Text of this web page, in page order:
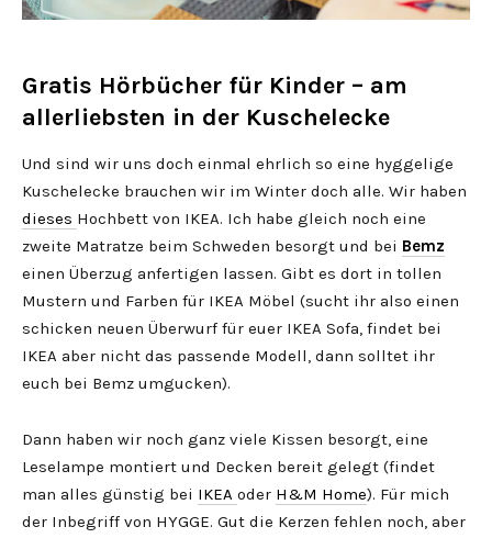
Gratis Hörbücher für Kinder – am
allerliebsten in der Kuschelecke
Und sind wir uns doch einmal ehrlich so eine hyggelige
Kuschelecke brauchen wir im Winter doch alle. Wir haben
dieses Hochbett von IKEA. Ich habe gleich noch eine
zweite Matratze beim Schweden besorgt und bei Bemz
einen Überzug anfertigen lassen. Gibt es dort in tollen
Mustern und Farben für IKEA Möbel (sucht ihr also einen
schicken neuen Überwurf für euer IKEA Sofa, findet bei
IKEA aber nicht das passende Modell, dann solltet ihr
euch bei Bemz umgucken).
Dann haben wir noch ganz viele Kissen besorgt, eine
Leselampe montiert und Decken bereit gelegt (findet
man alles günstig bei IKEA oder H&M Home). Für mich
der Inbegriff von HYGGE. Gut die Kerzen fehlen noch, aber